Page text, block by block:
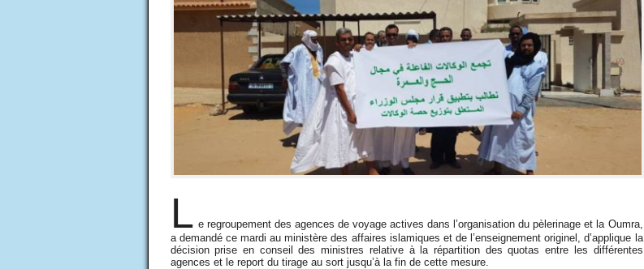
L e regroupement des agences de voyage actives dans l’organisation du pèlerinage et la Oumra,
a demandé ce mardi au ministère des affaires islamiques et de l’enseignement originel, d’applique la
décision prise en conseil des ministres relative à la répartition des quotas entre les différentes
agences et le report du tirage au sort jusqu’à la fin de cette mesure.